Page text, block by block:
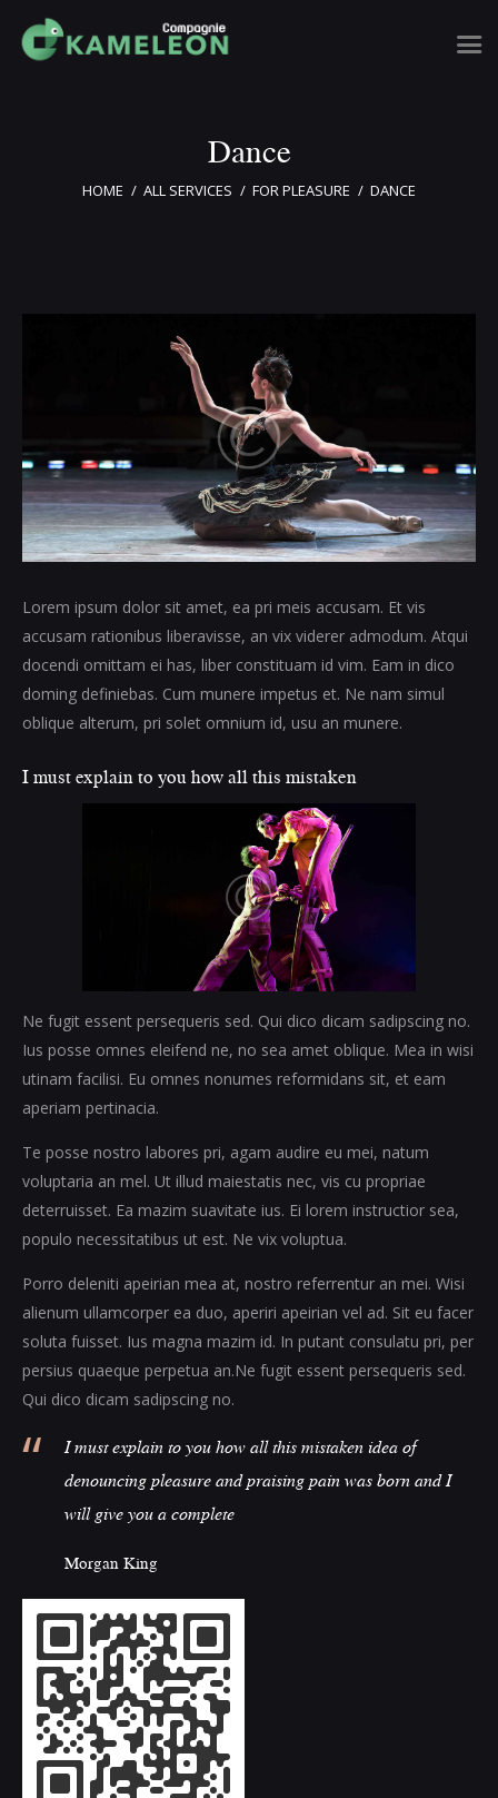
Dance
HOME ALL SERVICES FOR PLEASURE DANCE
Événements
Contact
Lorem ipsum dolor sit amet, ea pri meis accusam. Et vis
accusam rationibus liberavisse, an vix viderer admodum. Atqui
docendi omittam ei has, liber constituam id vim. Eam in dico
doming definiebas. Cum munere impetus et. Ne nam simul
oblique alterum, pri solet omnium id, usu an munere.
I must explain to you how all this mistaken
Ne fugit essent persequeris sed. Qui dico dicam sadipscing no.
Ius posse omnes eleifend ne, no sea amet oblique. Mea in wisi
utinam facilisi. Eu omnes nonumes reformidans sit, et eam
aperiam pertinacia.
Te posse nostro labores pri, agam audire eu mei, natum
voluptaria an mel. Ut illud maiestatis nec, vis cu propriae
deterruisset. Ea mazim suavitate ius. Ei lorem instructior sea,
populo necessitatibus ut est. Ne vix voluptua.
Porro deleniti apeirian mea at, nostro referrentur an mei. Wisi
alienum ullamcorper ea duo, aperiri apeirian vel ad. Sit eu facer
soluta fuisset. Ius magna mazim id. In putant consulatu pri, per
persius quaeque perpetua an.Ne fugit essent persequeris sed.
Qui dico dicam sadipscing no.
I must explain to you how all this mistaken idea of
denouncing pleasure and praising pain was born and I
will give you a complete
Morgan King